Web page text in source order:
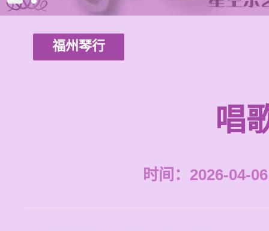
福州琴行
唱
时间：2026-04-